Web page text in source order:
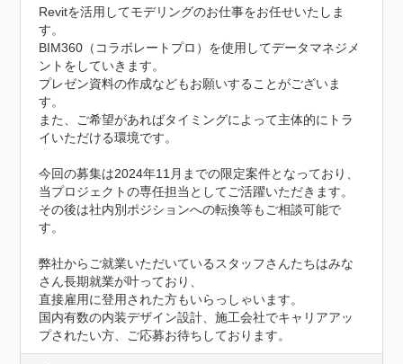
Revitを活用してモデリングのお仕事をお任せいたしま
す。
BIM360（コラボレートプロ）を使用してデータマネジメ
ントをしていきます。
プレゼン資料の作成などもお願いすることがございま
す。
また、ご希望があればタイミングによって主体的にトラ
イいただける環境です。
今回の募集は2024年11月までの限定案件となっており、
当プロジェクトの専任担当としてご活躍いただきます。
その後は社内別ポジションへの転換等もご相談可能で
す。
弊社からご就業いただいているスタッフさんたちはみな
さん長期就業が叶っており、
直接雇用に登用された方もいらっしゃいます。
国内有数の内装デザイン設計、施工会社でキャリアアッ
プされたい方、ご応募お待ちしております。